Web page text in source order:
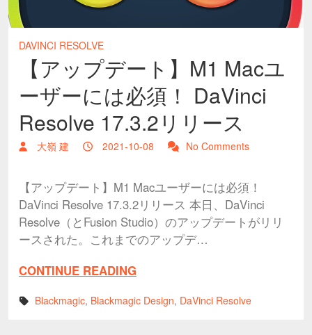
DAVINCI RESOLVE
【アップデート】M1 Macユ
ーザーには必須！ DaVinci
Resolve 17.3.2リリース
大嶺 建 2021-10-08 No Comments
【アップデート】M1 Macユーザーには必須！
DaVinci Resolve 17.3.2リリース 本日、DaVinci
Resolve（とFusion Studio）のアップデートがリリ
ースされた。これまでのアップデ…
CONTINUE READING
Blackmagic, Blackmagic Design, DaVinci Resolve